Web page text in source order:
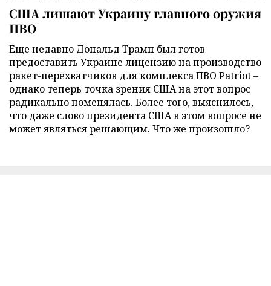
США лишают Украину главного оружия
ПВО
Еще недавно Дональд Трамп был готов
предоставить Украине лицензию на производство
ракет-перехватчиков для комплекса ПВО Patriot –
однако теперь точка зрения США на этот вопрос
радикально поменялась. Более того, выяснилось,
что даже слово президента США в этом вопросе не
может являться решающим. Что же произошло?